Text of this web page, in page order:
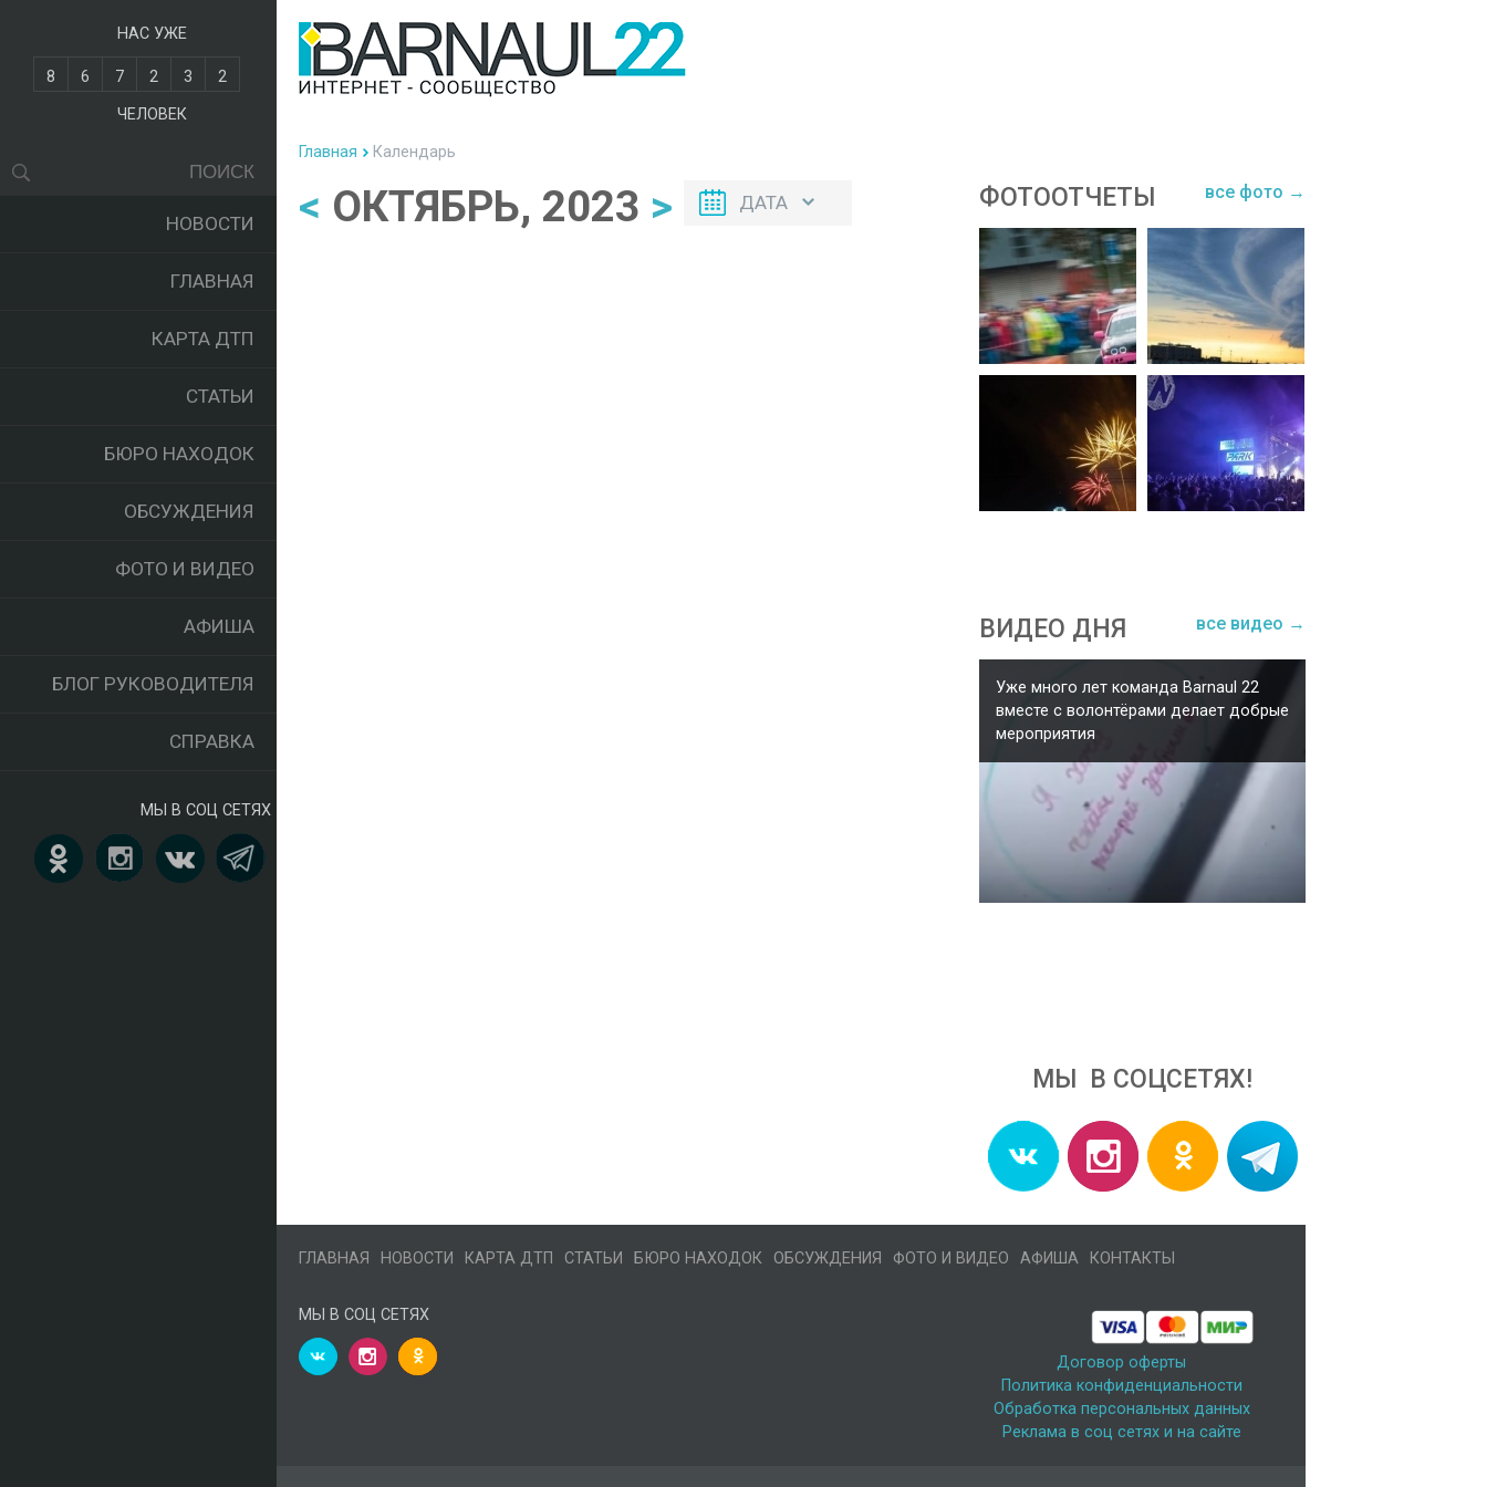
НАС УЖЕ
8 6 7 2 3
2
ЧЕЛОВЕК
НОВОСТИ
ГЛАВНАЯ
КАРТА ДТП
СТАТЬИ
БЮРО НАХОДОК
ОБСУЖДЕНИЯ
ФОТО И ВИДЕО
АФИША
БЛОГ РУКОВОДИТЕЛЯ
СПРАВКА
МЫ В СОЦ СЕТЯХ
Главная Календарь
< ОКТЯБРЬ, 2023 > ДАТА ФОТООТЧЕТЫ все фото →
ВИДЕО ДНЯ все видео →
Уже много лет команда Barnaul 22
вместе с волонтёрами делает добрые
мероприятия
МЫ В СОЦСЕТЯХ!
ГЛАВНАЯ НОВОСТИ КАРТА ДТП СТАТЬИ БЮРО НАХОДОК ОБСУЖДЕНИЯ ФОТО И ВИДЕО АФИША КОНТАКТЫ
МЫ В СОЦ СЕТЯХ
Договор оферты
Политика конфиденциальности
Обработка персональных данных
Реклама в соц сетях и на сайте